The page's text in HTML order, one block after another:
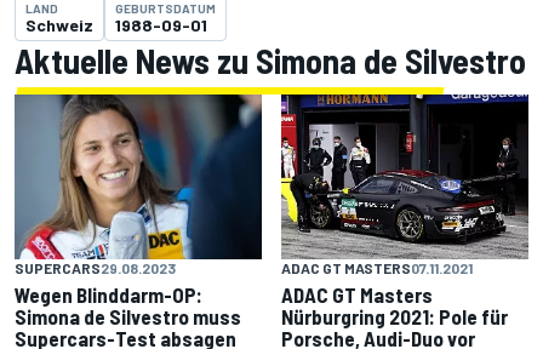
LAND
Schweiz
GEBURTSDATUM
1988-09-01
Aktuelle News zu Simona de Silvestro
SUPERCARS29.08.2023
Wegen Blinddarm-OP:
Simona de Silvestro muss
Supercars-Test absagen
ADAC GT MASTERS07.11.2021
ADAC GT Masters
Nürburgring 2021: Pole für
Porsche, Audi-Duo vor